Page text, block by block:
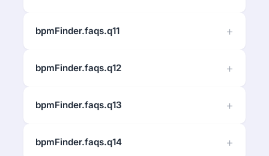
bpmFinder.faqs.q11
bpmFinder.faqs.q12
bpmFinder.faqs.q13
bpmFinder.faqs.q14